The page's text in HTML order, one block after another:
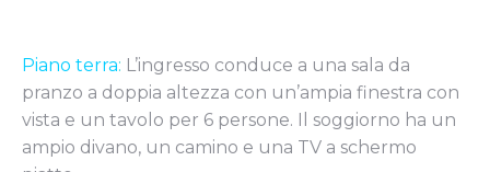
Piano terra: L’ingresso conduce a una sala da
pranzo a doppia altezza con un’ampia finestra con
vista e un tavolo per 6 persone. Il soggiorno ha un
ampio divano, un camino e una TV a schermo